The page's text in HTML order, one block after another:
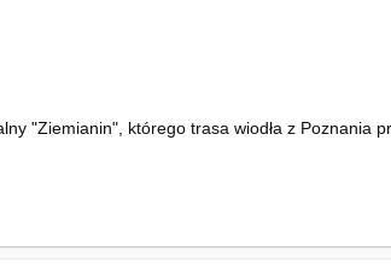
"Ziemianin", którego trasa wiodła z Poznania